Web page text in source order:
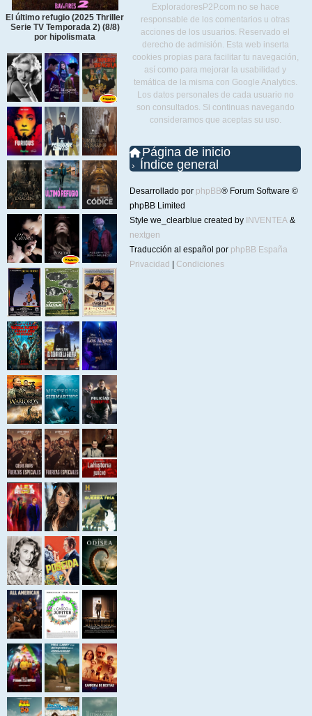
El último refugio (2025 Thriller
Serie TV Temporada 2) (8/8)
por hipolismata
ExploradoresP2P.com no se hace
responsable de los comentarios u otras
acciones de los usuarios. Reservado el
derecho de admisión. Esta web inserta
cookies propias para facilitar tu navegación,
así como para mejorar la usabilidad y
temática de la misma con Google Analytics.
Los datos personales de cada usuario no
son consultados. Si continuas navegando
consideramos que aceptas su uso.
Página de inicio
Índice general
Desarrollado por phpBB® Forum Software ©
phpBB Limited
Style we_clearblue created by INVENTEA &
nextgen
Traducción al español por phpBB España
Privacidad
Condiciones